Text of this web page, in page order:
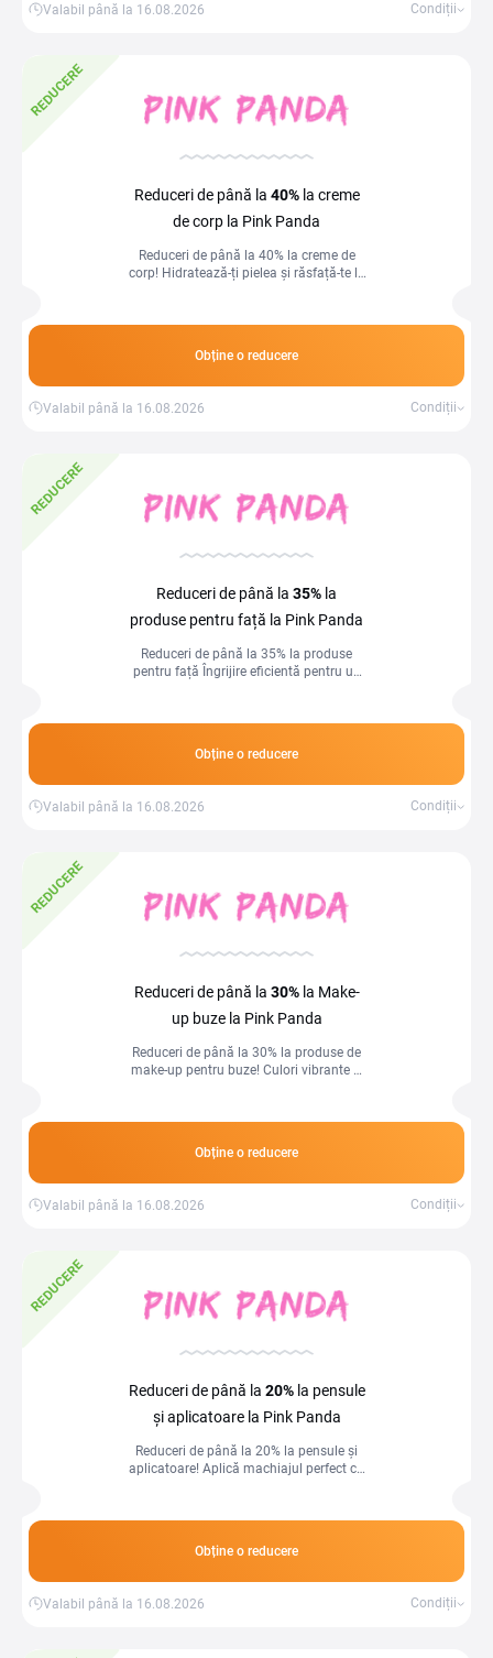
Valabil până la 16.08.2026 Condiții
REDUCERE
Reduceri de până la 40%la creme
de corp la Pink Panda
Reduceri de până la 40% la creme de
corp! Hidratează-ți pielea și răsfață-te la
Obține o reducere
Valabil până la 16.08.2026 Condiții
REDUCERE
Reduceri de până la 35% la
produse pentru față la Pink Panda
Reduceri de până la 35% la produse
pentru față Îngrijire eficientă pentru un
Obține o reducere
Valabil până la 16.08.2026 Condiții
REDUCERE
Reduceri de până la 30%la Make-
up buze la Pink Panda
Reduceri de până la 30% la produse de
make-up pentru buze! Culori vibrante și
Obține o reducere
Valabil până la 16.08.2026 Condiții
REDUCERE
Reduceri de până la 20%la pensule
și aplicatoare la Pink Panda
Reduceri de până la 20% la pensule și
aplicatoare! Aplică machiajul perfect cu
Obține o reducere
Valabil până la 16.08.2026 Condiții